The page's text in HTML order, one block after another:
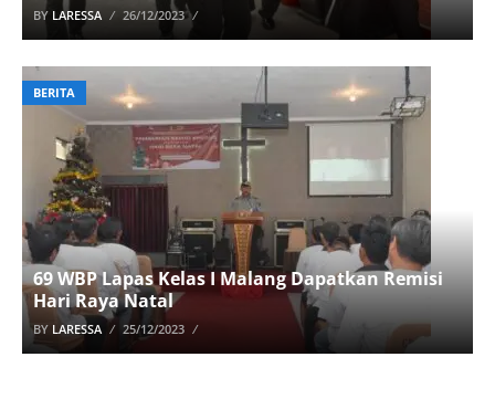
BY LARESSA 26/12/2023
BERITA
69 WBP Lapas Kelas I Malang Dapatkan Remisi
Hari Raya Natal
BY LARESSA 25/12/2023